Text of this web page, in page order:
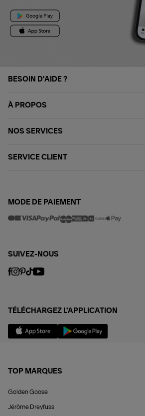
BESOIN D'AIDE ?
À PROPOS
NOS SERVICES
SERVICE CLIENT
MODE DE PAIEMENT
SUIVEZ-NOUS
TÉLÉCHARGEZ L'APPLICATION
TOP MARQUES
Golden Goose
Jérôme Dreyfuss